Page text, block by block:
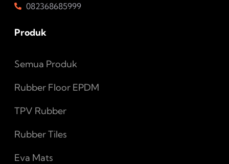
082368685999
Produk
Semua Produk
Rubber Floor EPDM
TPV Rubber
Rubber Tiles
Eva Mats